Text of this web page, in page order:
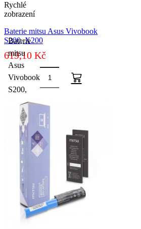
Rychlé
zobrazení
Baterie mitsu Asus Vivobook
S200, X200
619,10 Kč
Baterie
mitsu
Asus
Vivobook
S200,
X200
množství